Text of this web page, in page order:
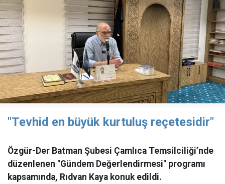
"Tevhid en büyük kurtuluş reçetesidir"
Özgür-Der Batman Şubesi Çamlıca Temsilciliği’nde
düzenlenen "Gündem Değerlendirmesi" programı
kapsamında, Rıdvan Kaya konuk edildi.